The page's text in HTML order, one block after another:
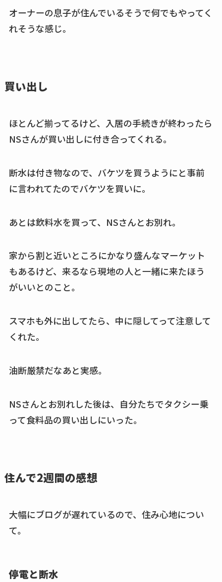
オーナーの息子が住んでいるそうで何でもやってく
れそうな感じ。
買い出し
ほとんど揃ってるけど、入居の手続きが終わったら
NSさんが買い出しに付き合ってくれる。
断水は付き物なので、バケツを買うようにと事前
に言われてたのでバケツを買いに。
あとは飲料水を買って、NSさんとお別れ。
家から割と近いところにかなり盛んなマーケット
もあるけど、来るなら現地の人と一緒に来たほう
がいいとのこと。
スマホも外に出してたら、中に隠してって注意して
くれた。
油断厳禁だなあと実感。
NSさんとお別れした後は、自分たちでタクシー乗
って食料品の買い出しにいった。
住んで2週間の感想
大幅にブログが遅れているので、住み心地につい
て。
停電と断水